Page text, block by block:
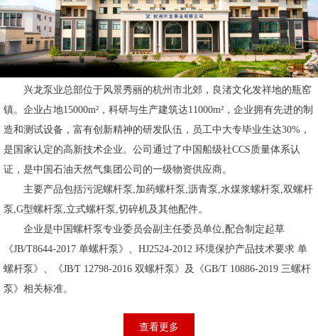
兴龙泵业总部位于风景秀丽的杭州市北郊，良渚文化发祥地的瓶窑
镇。企业占地15000m²，科研与生产建筑达11000m² ，企业拥有先进的制
造和测试设备，富有创新精神的研发队伍，员工中大专毕业生达30%，
是国家认定的高新技术企业。公司通过了中国船级社CCS质量体系认
证，是中国石油天然气集团公司的一级物资供应商。
主要产品包括污泥螺杆泵,加药螺杆泵,沥青泵,水煤浆螺杆泵,双螺杆
泵,G型螺杆泵,立式螺杆泵,切碎机及其他配件。
企业是中国螺杆泵专业委员会副主任委员单位,配合制定起草
《JB/T8644-2017 单螺杆泵》、HJ2524-2012 环境保护产品技术要求 单
螺杆泵》、《JB∕T 12798-2016 双螺杆泵》及《GB/T 10886-2019 三螺杆
泵》相关标准。
查看更多